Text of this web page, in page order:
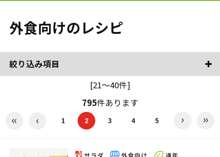
外食向けのレシピ
絞り込み項目
[21～40件]
795件あります
1 2 3 4 5